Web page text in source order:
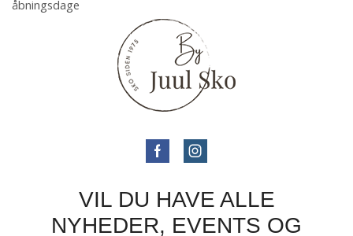
åbningsdage
VIL DU HAVE ALLE
NYHEDER, EVENTS OG